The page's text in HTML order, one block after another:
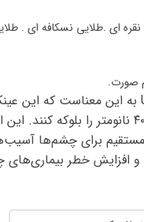
صورت.
برای چشم‌ها
و افزایش خطر